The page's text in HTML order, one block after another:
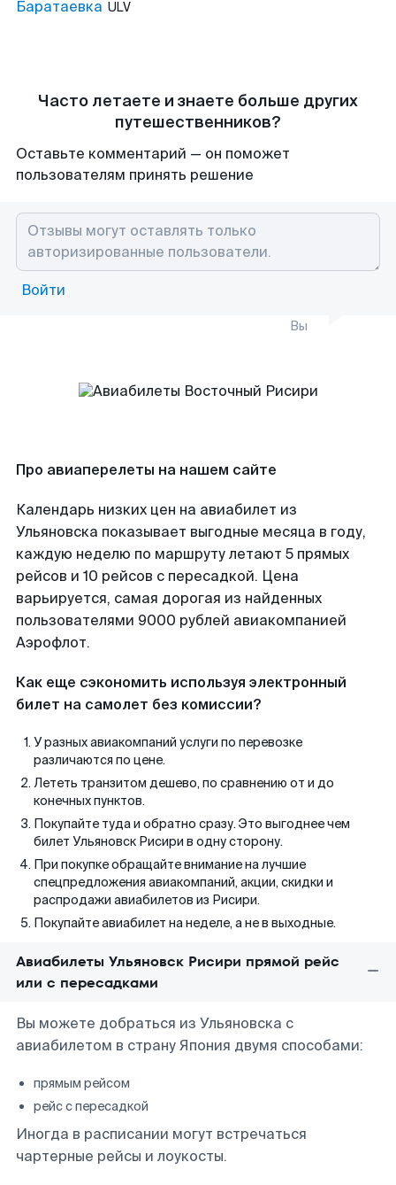
Баратаевка ULV
Часто летаете и знаете больше других
путешественников?
Оставьте комментарий — он поможет
пользователям принять решение
Войти
Вы
Про авиаперелеты на нашем сайте
Календарь низких цен на авиабилет из
Ульяновска показывает выгодные месяца в году,
каждую неделю по маршруту летают 5 прямых
рейсов и 10 рейсов с пересадкой. Цена
варьируется, самая дорогая из найденных
пользователями 9000 рублей авиакомпанией
Аэрофлот.
Как еще сэкономить используя электронный
билет на самолет без комиссии?
У разных авиакомпаний услуги по перевозке
различаются по цене.
Лететь транзитом дешево, по сравнению от и до
конечных пунктов.
Покупайте туда и обратно сразу. Это выгоднее чем
билет Ульяновск Рисири в одну сторону.
При покупке обращайте внимание на лучшие
спецпредложения авиакомпаний, акции, скидки и
распродажи авиабилетов из Рисири.
Покупайте авиабилет на неделе, а не в выходные.
Авиабилеты Ульяновск Рисири прямой рейс
или с пересадками
Вы можете добраться из Ульяновска с
авиабилетом в страну Япония двумя способами:
прямым рейсом
рейс с пересадкой
Иногда в расписании могут встречаться
чартерные рейсы и лоукосты.